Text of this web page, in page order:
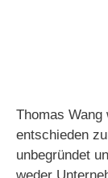
Thomas
entschieden
unbegründet
weder